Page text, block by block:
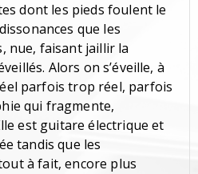
dont les pieds foulent le
que les
nue, faisant jaillir la
Alors on s’éveille, à
parfois trop réel, parfois
qui fragmente,
est guitare électrique et
tandis que les
à fait, encore plus